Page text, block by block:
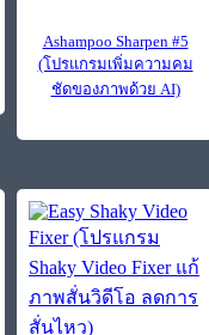
Ashampoo Sharpen #5
(โปรแกรมเพิ่มความคม
ชัดของภาพด้วย AI)